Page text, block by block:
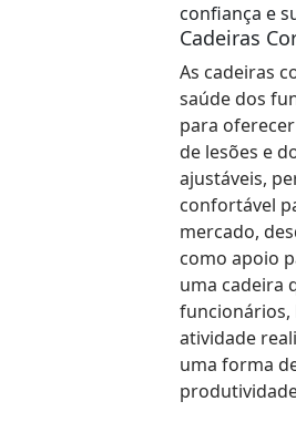
confiança e
Cadeiras
As cadeiras
saúde dos
para
de lesões e
ajustáveis,
confortável
mercado,
como apoio
uma cadeira
funcionários,
atividade
uma forma